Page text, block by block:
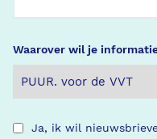
Waarover wil je
Ja, ik wil